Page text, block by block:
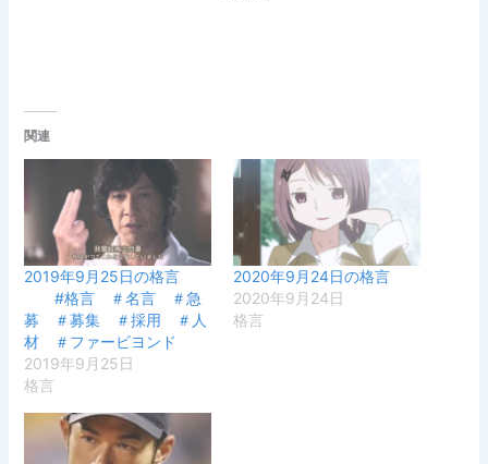
関連
2019年9月25日の格言
#格言 ＃名言 ＃急
募 ＃募集 ＃採用 ＃人
材 ＃ファービヨンド
2019年9月25日
格言
2020年9月24日の格言
2020年9月24日
格言